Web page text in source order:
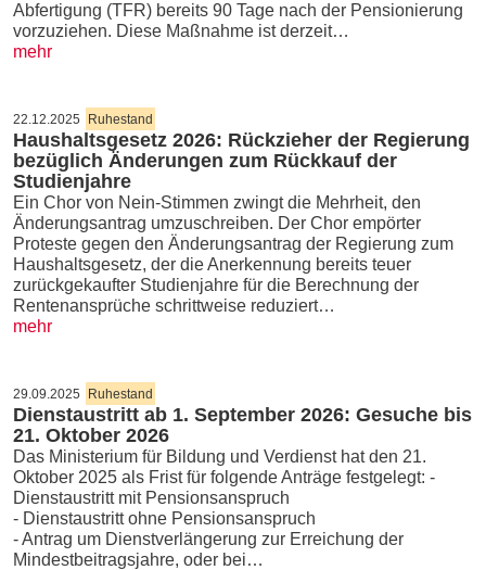
Abfertigung (TFR) bereits 90 Tage nach der Pensionierung
vorzuziehen. Diese Maßnahme ist derzeit…
mehr
22.12.2025 Ruhestand
Haushaltsgesetz 2026: Rückzieher der Regierung
bezüglich Änderungen zum Rückkauf der
Studienjahre
Ein Chor von Nein-Stimmen zwingt die Mehrheit, den
Änderungsantrag umzuschreiben. Der Chor empörter
Proteste gegen den Änderungsantrag der Regierung zum
Haushaltsgesetz, der die Anerkennung bereits teuer
zurückgekaufter Studienjahre für die Berechnung der
Rentenansprüche schrittweise reduziert…
mehr
29.09.2025 Ruhestand
Dienstaustritt ab 1. September 2026: Gesuche bis
21. Oktober 2026
Das Ministerium für Bildung und Verdienst hat den 21.
Oktober 2025 als Frist für folgende Anträge festgelegt: -
Dienstaustritt mit Pensionsanspruch
- Dienstaustritt ohne Pensionsanspruch
- Antrag um Dienstverlängerung zur Erreichung der
Mindestbeitragsjahre, oder bei…